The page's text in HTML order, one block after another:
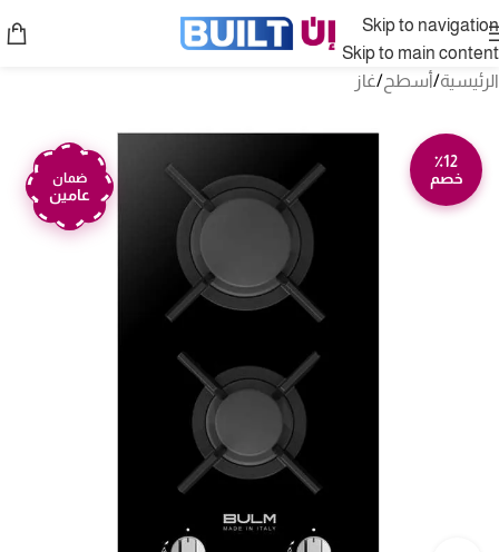
Skip to navigation
Skip to main content
الرئيسية/أسطح/غاز
٪12
خصم
ضمان
عامين